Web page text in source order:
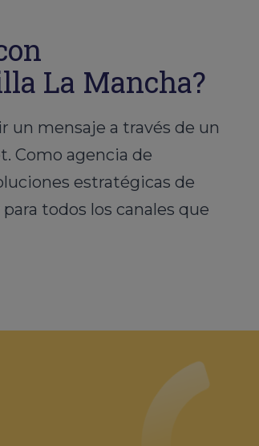
La Mancha?
un mensaje a través de un
Como agencia de
estratégicas de
todos los canales que